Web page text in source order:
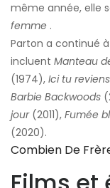
même année, elle
femme .
Parton a continué
incluent Manteau
(1974), Ici tu reviens
Barbie Backwoods
jour(2011), Fumée
(2020).
Combien De